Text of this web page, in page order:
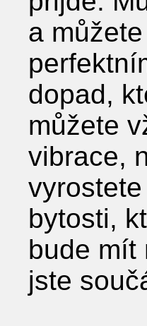
a
dopad,
můžete
vibrace,
bytosti,
bude mít
jste